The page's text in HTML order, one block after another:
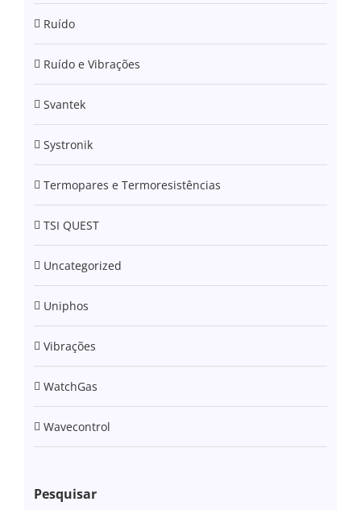
Ruído
Ruído e Vibrações
Svantek
Systronik
Termopares e Termoresistências
TSI QUEST
Uncategorized
Uniphos
Vibrações
WatchGas
Wavecontrol
Pesquisar